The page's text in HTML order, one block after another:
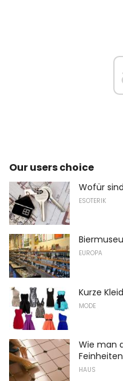
Our users choice
Wofür
ESOTERIK
EUROPA
Kurze
MODE
Wie man
HAUS